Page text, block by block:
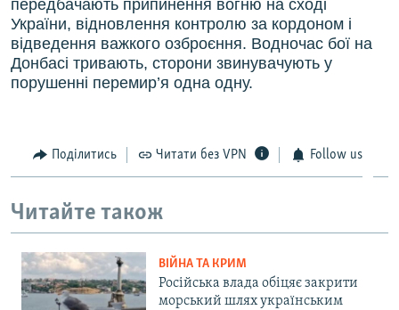
передбачають припинення вогню на сході
України, відновлення контролю за кордоном і
відведення важкого озброєння. Водночас бої на
Донбасі тривають, сторони звинувачують у
порушенні перемир’я одна одну.
Поділитись Читати без VPN Follow us
Читайте також
ВІЙНА ТА КРИМ
Російська влада обіцяє закрити
морський шлях українським